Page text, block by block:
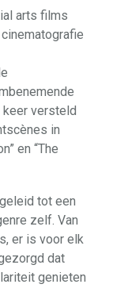
arts films
versteld
in
en “The
tot een
zelf. Van
er is voor elk
dat
genieten